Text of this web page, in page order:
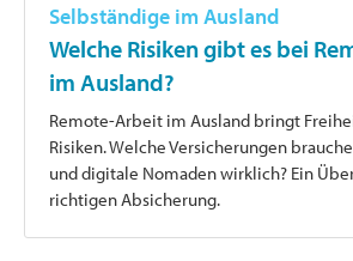
Selbständige im Ausland
Welche Risiken gibt es bei
im Ausland?
Remote-Arbeit im Ausland bringt
Risiken. Welche Versicherungen
und digitale Nomaden wirklich? Ein
richtigen Absicherung.